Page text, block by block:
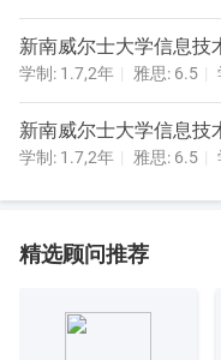
氏度以上。
墨尔本的气候比较干燥，
的低温下与湿度高的地方
本这样的湿度让很多人觉
图书馆与计算机资源
学校的主图书馆位于班杜
澳大利亚及海外的图书馆
新南威尔士大学信息技
学制: 1.7,2年 雅思: 6.5
新南威尔士大学信息技
学制: 1.7,2年 雅思: 6.5
精选顾问推荐